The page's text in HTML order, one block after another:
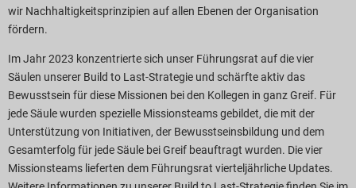
wir Nachhaltigkeitsprinzipien auf allen Ebenen der Organisation
fördern.
Im Jahr 2023 konzentrierte sich unser Führungsrat auf die vier
Säulen unserer Build to Last-Strategie und schärfte aktiv das
Bewusstsein für diese Missionen bei den Kollegen in ganz Greif. Für
jede Säule wurden spezielle Missionsteams gebildet, die mit der
Unterstützung von Initiativen, der Bewusstseinsbildung und dem
Gesamterfolg für jede Säule bei Greif beauftragt wurden. Die vier
Missionsteams lieferten dem Führungsrat vierteljährliche Updates.